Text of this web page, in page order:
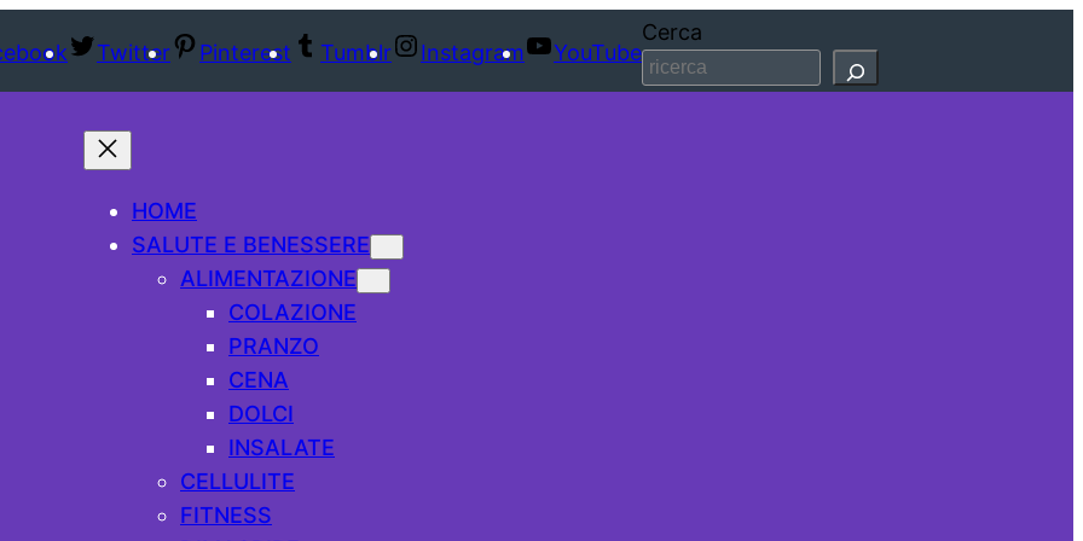
Twitter Pinterest Tumblr Instagram YouTube
Cerca
HOME
SALUTE E BENESSERE
ALIMENTAZIONE
COLAZIONE
PRANZO
CENA
DOLCI
INSALATE
CELLULITE
FITNESS